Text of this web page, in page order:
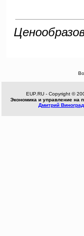
EUP.RU - Copyright ©
Экономика и управление на
Дмитрий